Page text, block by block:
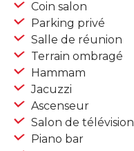
Coin salon
Parking privé
Salle de réunion
Terrain ombragé
Hammam
Jacuzzi
Ascenseur
Salon de télévision
Piano bar